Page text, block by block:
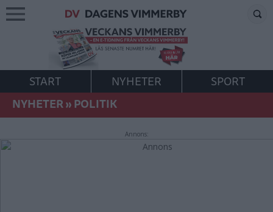
START NYHETER
SPORT
NYHETER»POLITIK
Annons: